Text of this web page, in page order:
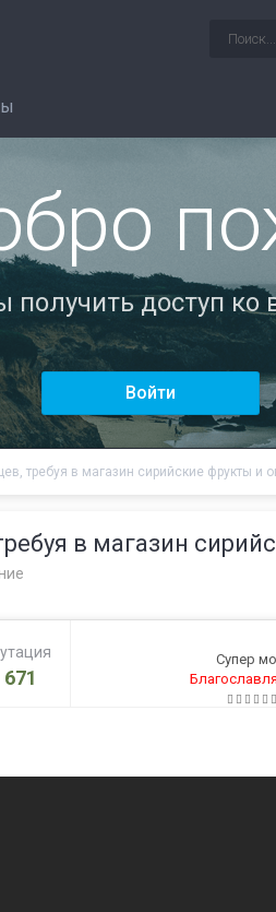
получить доступ
Войти
требуя в магазин сирийские фрукты и
в магазин
671
Супер